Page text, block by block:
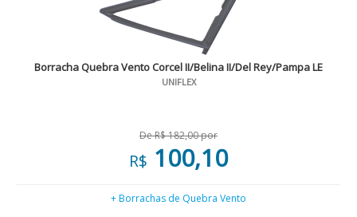
Borracha Quebra Vento Corcel II/Belina II/Del Rey/Pampa LE
UNIFLEX
De R$ 182,00 por
R$ 100,10
+ Borrachas de Quebra Vento